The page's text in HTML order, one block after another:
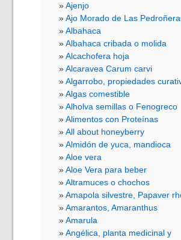
Ajenjo
Ajo Morado de Las
Albahaca
Albahaca cribada o molida
Alcachofera hoja
Alcaravea Carum carvi
Algarrobo, propiedades
Algas comestible
Alholva semillas o Fenogreco
Alimentos con Proteínas
All about honeyberry
Almidón de yuca, mandioca
Aloe vera
Aloe Vera para beber
Altramuces o chochos
Amapola silvestre, Papaver
Amarantos, Amaranthus
Amarula
Angélica, planta medicinal y